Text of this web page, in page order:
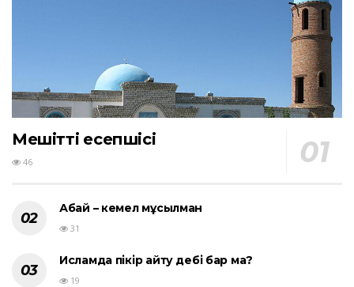
Мешіттің есепшісі
46
Абай – кемел мұсылман
31
Исламда пікір айту әдебі бар ма?
19